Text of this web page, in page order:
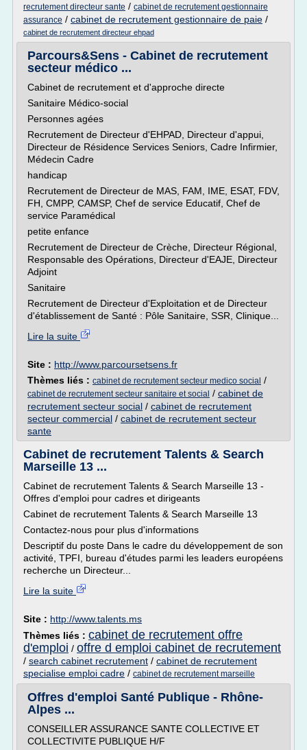
recrutement directeur sante / cabinet de recrutement gestionnaire
assurance / cabinet de recrutement gestionnaire de paie /
cabinet de recrutement directeur ehpad
Parcours&Sens - Cabinet de recrutement
secteur médico ...
Cabinet de recrutement et d'approche directe
Sanitaire Médico-social
Personnes agées
Recrutement de Directeur d'EHPAD, Directeur d'appui,
Directeur de Résidence Services Seniors, Cadre Infirmier,
Médecin Cadre
handicap
Recrutement de Directeur de MAS, FAM, IME, ESAT, FDV,
FH, CMPP, CAMSP, Chef de service Educatif, Chef de
service Paramédical
petite enfance
Recrutement de Directeur de Crèche, Directeur Régional,
Responsable des Opérations, Directeur d'EAJE, Directeur
Adjoint
Sanitaire
Recrutement de Directeur d'Exploitation et de Directeur
d'établissement de Santé : Pôle Sanitaire, SSR, Clinique...
Lire la suite
Site : http://www.parcoursetsens.fr
Thèmes liés : cabinet de recrutement secteur medico social /
cabinet de recrutement secteur sanitaire et social / cabinet de
recrutement secteur social / cabinet de recrutement
secteur commercial / cabinet de recrutement secteur
sante
Cabinet de recrutement Talents & Search
Marseille 13 ...
Cabinet de recrutement Talents & Search Marseille 13 -
Offres d'emploi pour cadres et dirigeants
Cabinet de recrutement Talents & Search Marseille 13
Contactez-nous pour plus d'informations
Descriptif du poste Dans le cadre du développement de son
activité, TPFI, bureau d'études parmi les leaders européens
recherche un Directeur...
Lire la suite
Site : http://www.talents.ms
Thèmes liés : cabinet de recrutement offre
d'emploi / offre d emploi cabinet de recrutement
/ search cabinet recrutement / cabinet de recrutement
specialise emploi cadre / cabinet de recrutement marseille
Offres d'emploi Santé Publique - Rhône-
Alpes ...
CONSEILLER ASSURANCE SANTE COLLECTIVE ET
COLLECTIVITE PUBLIQUE H/F